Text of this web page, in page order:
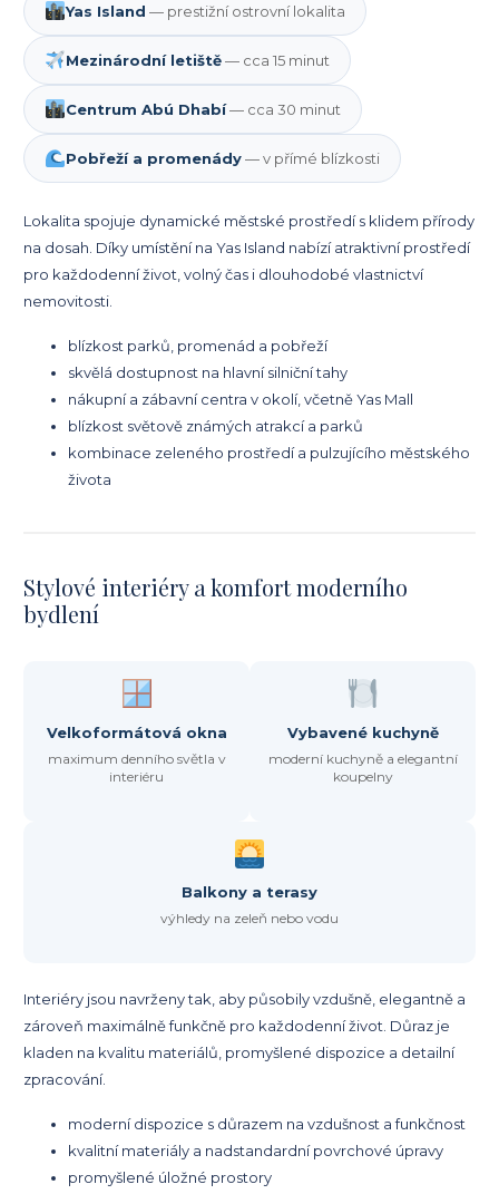
Yas Island — prestižní ostrovní lokalita
Mezinárodní letiště— cca 15 minut
Centrum Abú Dhabí— cca 30 minut
Pobřeží a promenády— v přímé blízkosti
Lokalita spojuje dynamické městské prostředí s klidem přírody
na dosah. Díky umístění na Yas Island nabízí atraktivní prostředí
pro každodenní život, volný čas i dlouhodobé vlastnictví
nemovitosti.
blízkost parků, promenád a pobřeží
skvělá dostupnost na hlavní silniční tahy
nákupní a zábavní centra v okolí, včetně Yas Mall
blízkost světově známých atrakcí a parků
kombinace zeleného prostředí a pulzujícího městského
života
Stylové interiéry a komfort moderního
bydlení
Velkoformátová okna
maximum denního světla v
interiéru
Vybavené kuchyně
moderní kuchyně a elegantní
koupelny
Balkony a terasy
výhledy na zeleň nebo vodu
Interiéry jsou navrženy tak, aby působily vzdušně, elegantně a
zároveň maximálně funkčně pro každodenní život. Důraz je
kladen na kvalitu materiálů, promyšlené dispozice a detailní
zpracování.
moderní dispozice s důrazem na vzdušnost a funkčnost
kvalitní materiály a nadstandardní povrchové úpravy
promyšlené úložné prostory